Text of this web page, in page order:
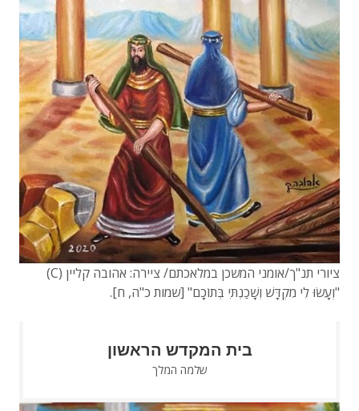
ציורי תנ"ך/אומני המשכן במלאכתם/ ציירה: אהובה קליין (C)
"וְעָשׂוּ לִי מִקְדָּשׁ וְשָׁכַנְתִּי בְּתוֹכָם" [שמות כ"ה, ח].
בית המקדש הראשון
שלמה המלך